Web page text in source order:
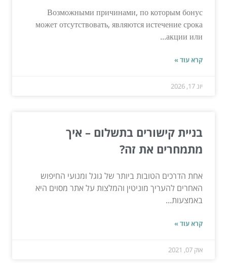
Возможными причинами, по которым бонус
может отсутствовать, являются истечение срока
акции или...
קרא עוד »
יונ 17, 2026
בניית קישורים בתשלום – איך
מתמחרים את זה?
אחת הדרכים הטובות ביותר של גוגל ומנועי החיפוש
האחרים להעריך מוניטין והמלצות על אתר מסוים היא
באמצעות...
קרא עוד »
אוק 07, 2021